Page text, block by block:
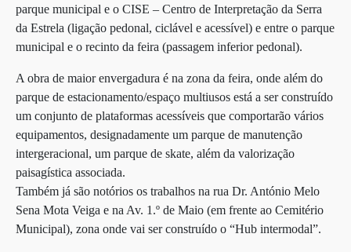
parque municipal e o CISE – Centro de Interpretação da Serra
da Estrela (ligação pedonal, ciclável e acessível) e entre o parque
municipal e o recinto da feira (passagem inferior pedonal).
A obra de maior envergadura é na zona da feira, onde além do
parque de estacionamento/espaço multiusos está a ser construído
um conjunto de plataformas acessíveis que comportarão vários
equipamentos, designadamente um parque de manutenção
intergeracional, um parque de skate, além da valorização
paisagística associada.
Também já são notórios os trabalhos na rua Dr. António Melo
Sena Mota Veiga e na Av. 1.º de Maio (em frente ao Cemitério
Municipal), zona onde vai ser construído o “Hub intermodal”.